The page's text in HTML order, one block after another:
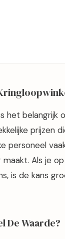
het
prijzen
personeel
Als je
is de kans
Waarde?